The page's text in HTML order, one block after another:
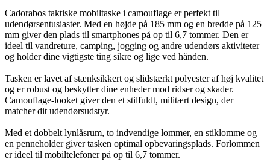
Cadorabos taktiske mobiltaske i camouflage er perfekt til
udendørsentusiaster. Med en højde på 185 mm og en bredde på 125
mm giver den plads til smartphones på op til 6,7 tommer. Den er
ideel til vandreture, camping, jogging og andre udendørs aktiviteter
og holder dine vigtigste ting sikre og lige ved hånden.
Tasken er lavet af stænksikkert og slidstærkt polyester af høj kvalitet
og er robust og beskytter dine enheder mod ridser og skader.
Camouflage-looket giver den et stilfuldt, militært design, der
matcher dit udendørsudstyr.
Med et dobbelt lynlåsrum, to indvendige lommer, en stiklomme og
en penneholder giver tasken optimal opbevaringsplads. Forlommen
er ideel til mobiltelefoner på op til 6,7 tommer.